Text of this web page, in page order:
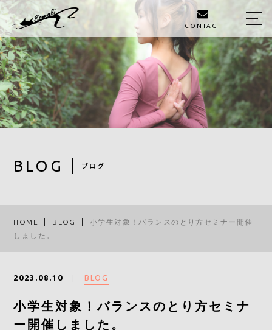
CONTACT
BLOG ブログ
HOME BLOG
小学生対象！バランスのとり方セミナー開催
しました。
2023.08.10 BLOG
小学生対象！バランスのとり方セミナ
ー開催しました。
HOME
ABOUT
MENU
GALLERY